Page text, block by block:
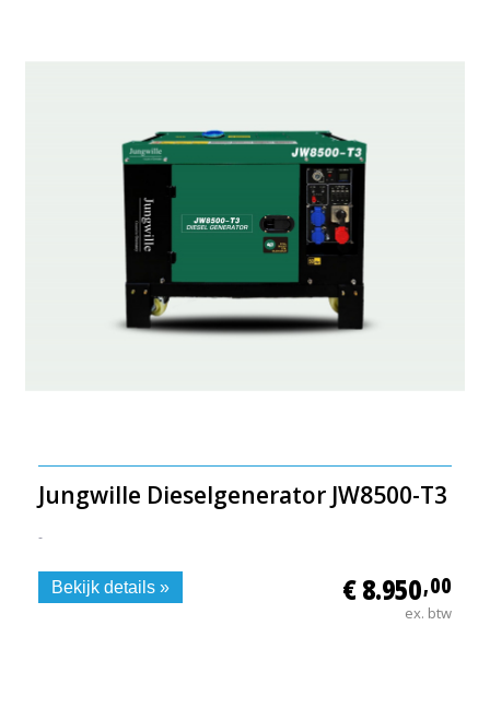
Jungwille Dieselgenerator JW8500-T3
-
€ 8.950,00
ex. btw
Bekijk details »